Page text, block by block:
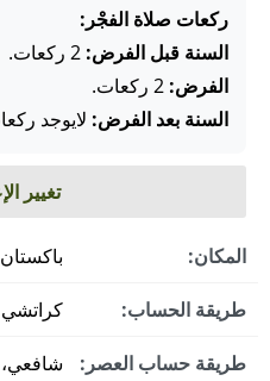
ركعات صلاة الفجْر:
السنة قبل الفرض:
الفرض:
السنة بعد الفرض: لايوجد
تغيير
المكان:
طريقة الحساب: كراتشي
طريقة حساب العصر: شافعي،